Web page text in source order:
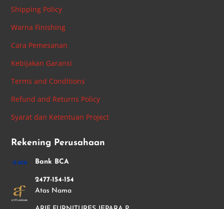
Shipping Policy
Warna Finishing
Cara Pemesanan
Kebijakan Garansi
Terms and Conditions
Refund and Returns Policy
Syarat dan Ketentuan Project
Rekening Perusahaan
Bank BCA
2477-154-154
Atas Nama